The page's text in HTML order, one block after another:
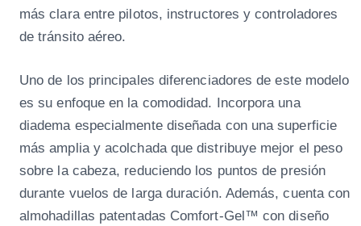
más clara entre pilotos, instructores y controladores
de tránsito aéreo.
Uno de los principales diferenciadores de este modelo
es su enfoque en la comodidad. Incorpora una
diadema especialmente diseñada con una superficie
más amplia y acolchada que distribuye mejor el peso
sobre la cabeza, reduciendo los puntos de presión
durante vuelos de larga duración. Además, cuenta con
almohadillas patentadas Comfort-Gel™ con diseño